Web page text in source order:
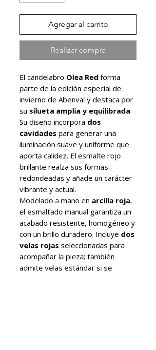
Agregar al carrito
Realizar compra
El candelabro Olea Red forma
parte de la edición especial de
invierno de Abenval y destaca por
su silueta amplia y equilibrada.
Su diseño incorpora dos
cavidades para generar una
iluminación suave y uniforme que
aporta calidez. El esmalte rojo
brillante realza sus formas
redondeadas y añade un carácter
vibrante y actual.
Modelado a mano en arcilla roja,
el esmaltado manual garantiza un
acabado resistente, homogéneo y
con un brillo duradero. Incluye dos
velas rojas seleccionadas para
acompañar la pieza; también
admite velas estándar si se